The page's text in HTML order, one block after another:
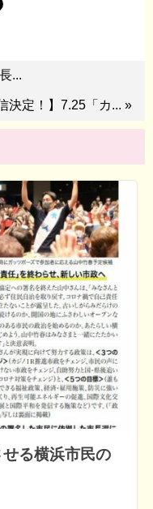
...
決定！】7.25「カ... »
る横浜市民の